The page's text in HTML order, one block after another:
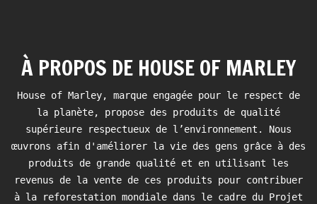
À PROPOS DE HOUSE OF MARLEY
House of Marley, marque engagée pour le respect de
la planète, propose des produits de qualité
supérieure respectueux de l’environnement. Nous
œuvrons afin d'améliorer la vie des gens grâce à des
produits de grande qualité et en utilisant les
revenus de la vente de ces produits pour contribuer
à la reforestation mondiale dans le cadre du Projet